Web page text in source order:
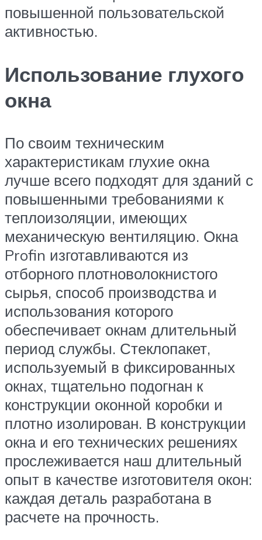
повышенной пользовательской
активностью.
Использование глухого
окна
По своим техническим
характеристикам глухие окна
лучше всего подходят для зданий с
повышенными требованиями к
теплоизоляции, имеющих
механическую вентиляцию. Окна
Profin изготавливаются из
отборного плотноволокнистого
сырья, способ производства и
использования которого
обеспечивает окнам длительный
период службы. Стеклопакет,
используемый в фиксированных
окнах, тщательно подогнан к
конструкции оконной коробки и
плотно изолирован. В конструкции
окна и его технических решениях
прослеживается наш длительный
опыт в качестве изготовителя окон:
каждая деталь разработана в
расчете на прочность.